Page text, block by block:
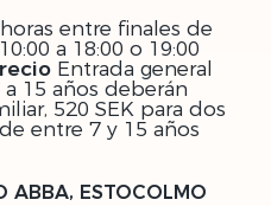
entre finales de
a 18:00 o 19:00
Entrada general
15 años deberán
520 SEK para dos
entre 7 y 15 años
ABBA, ESTOCOLMO